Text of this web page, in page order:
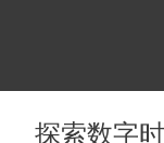
探索数字